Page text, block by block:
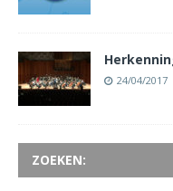
24/04/2017
ZOEKEN: